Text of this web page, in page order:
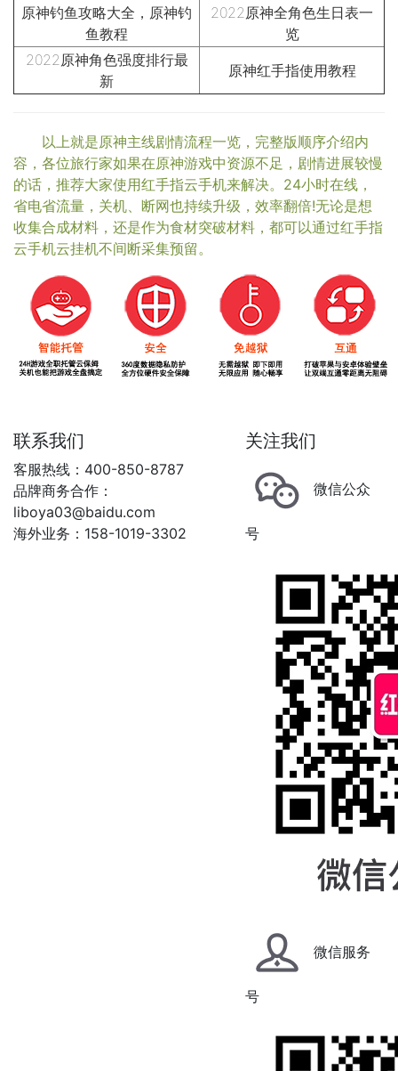
原神钓鱼攻略大全，原神钓
鱼教程
2022原神全角色生日表一
览
2022原神角色强度排行最
新
原神红手指使用教程
以上就是原神主线剧情流程一览，完整版顺序介绍内
容，各位旅行家如果在原神游戏中资源不足，剧情进展较慢
的话，推荐大家使用红手指云手机来解决。24小时在线，
省电省流量，关机、断网也持续升级，效率翻倍!无论是想
收集合成材料，还是作为食材突破材料，都可以通过红手指
云手机云挂机不间断采集预留。
联系我们
客服热线：400-850-8787
品牌商务合作：
liboya03@baidu.com
海外业务：158-1019-3302
关注我们
微信公众
号
微信服务
号